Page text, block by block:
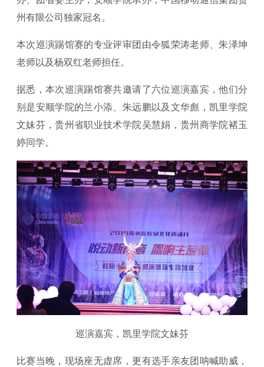
州有限公司独家冠名。
本次巡演踢馆赛的专业评审团由令狐荣涛老师、朱泽坤
老师以及杨双红老师担任。
据悉，本次巡演踢馆赛共邀请了六位巡演嘉宾，他们分
别是安顺学院的兰小添、朱远鹏以及文华彪，凯里学院
文妹芬，贵州省职业技术学院吴慧娟，贵州商学院褚玉
婷同学。
巡演嘉宾，凯里学院文妹芬
比赛当晚，现场座无虚席，更有选手亲友团呐喊助威，